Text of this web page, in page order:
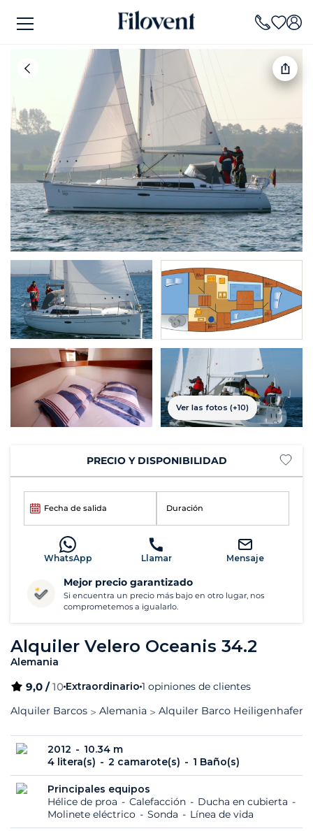
Ver las fotos (+10)
Alquiler Velero Oceanis 34.2
Alemania
9,0 /10 Extraordinario 1 opiniones de clientes
Alquiler Barcos
Alemania Alquiler Barco Heiligenhafen
2012
10.34 m
4 litera(s)
2 camarote(s) 1 Baño(s)
Principales equipos
Hélice de proa
Calefacción
Ducha en cubierta
Molinete eléctrico
Sonda Línea de vida
PRECIO Y DISPONIBILIDAD
Fecha de salida Duración
WhatsApp Llamar Mensaje
Mejor precio garantizado
Si encuentra un precio más bajo en otro lugar, nos
comprometemos a igualarlo.